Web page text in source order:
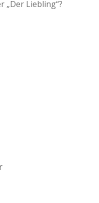
„Der Liebling“?